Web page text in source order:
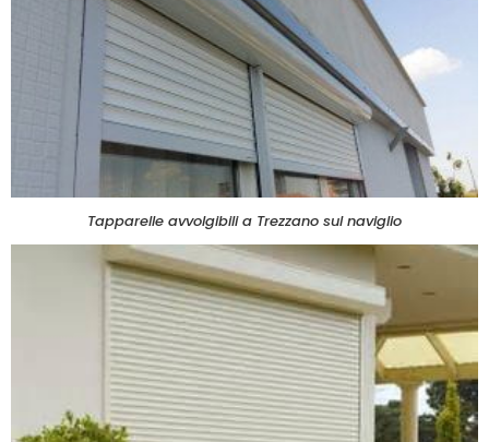
Tapparelle avvolgibili a Trezzano sul naviglio